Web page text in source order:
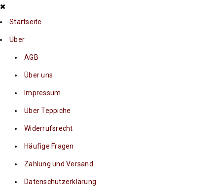
Startseite
Über
AGB
Über uns
Impressum
Über Teppiche
Widerrufsrecht
Häufige Fragen
Zahlung und Versand
Datenschutzerklärung